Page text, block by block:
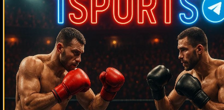
ДЕНИС onЧто хотите видеть на сайте?
Денис onРой Джонс-младший